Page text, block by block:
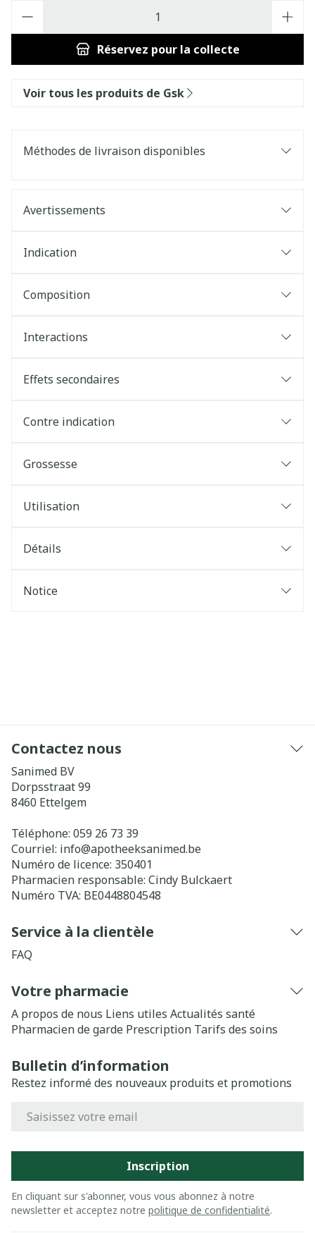
Réservez pour la collecte
Voir tous les produits de Gsk
Méthodes de livraison disponibles
Avertissements
Indication
Composition
Interactions
Effets secondaires
Contre indication
Grossesse
Utilisation
Détails
Notice
Contactez nous
Sanimed BV
Dorpsstraat 99
8460 Ettelgem
Téléphone: 059 26 73 39
Courriel: info@apotheeksanimed.be
Numéro de licence: 350401
Pharmacien responsable: Cindy Bulckaert
Numéro TVA: BE0448804548
Service à la clientèle
FAQ
Votre pharmacie
A propos de nous Liens utiles Actualités santé
Pharmacien de garde Prescription Tarifs des soins
Bulletin d’information
Restez informé des nouveaux produits et promotions
Inscription
En cliquant sur s'abonner, vous vous abonnez à notre
newsletter et acceptez notre politique de confidentialité.